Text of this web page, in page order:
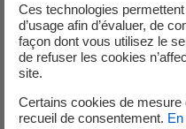
Ces technologies
d’usage afin d’évaluer, de
façon dont vous utilisez le
de refuser les cookies
site.
Certains cookies de
recueil de consentement.